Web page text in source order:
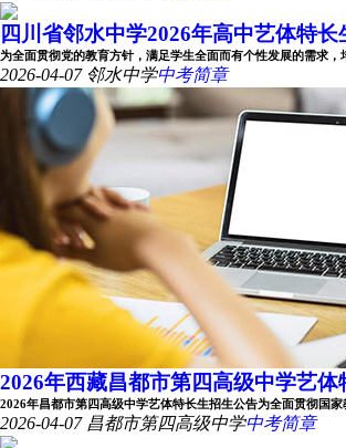
四川省邻水中学2026年高中艺体特
为全面贯彻党的教育方针，满足学生全面而有个性发展的需求
2026-04-07 邻水中学中考简章
2026年西藏昌都市第四高级中学艺
2026年昌都市第四高级中学艺体特长生招生公告为全面贯彻国
2026-04-07 昌都市第四高级中学中考简章